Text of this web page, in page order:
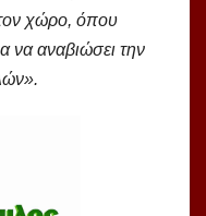
χώρο, όπου
να αναβιώσει την
».